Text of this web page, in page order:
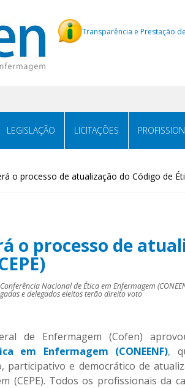
Transparência e Prestação
LEGISLAÇÃO LICITAÇÕES
o processo de atualização do Código de
o processo de
Nacional de Ética em Enfermagem
e delegados eleitos terão direito voto
de Enfermagem (Cofen)
em Enfermagem (CONEENF),
participativo e democrático de
(CEPE). Todos os profissionais da